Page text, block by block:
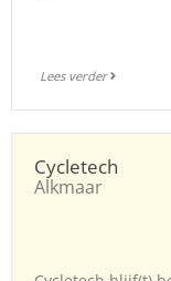
Lees verder
Cycletech
Alkmaar